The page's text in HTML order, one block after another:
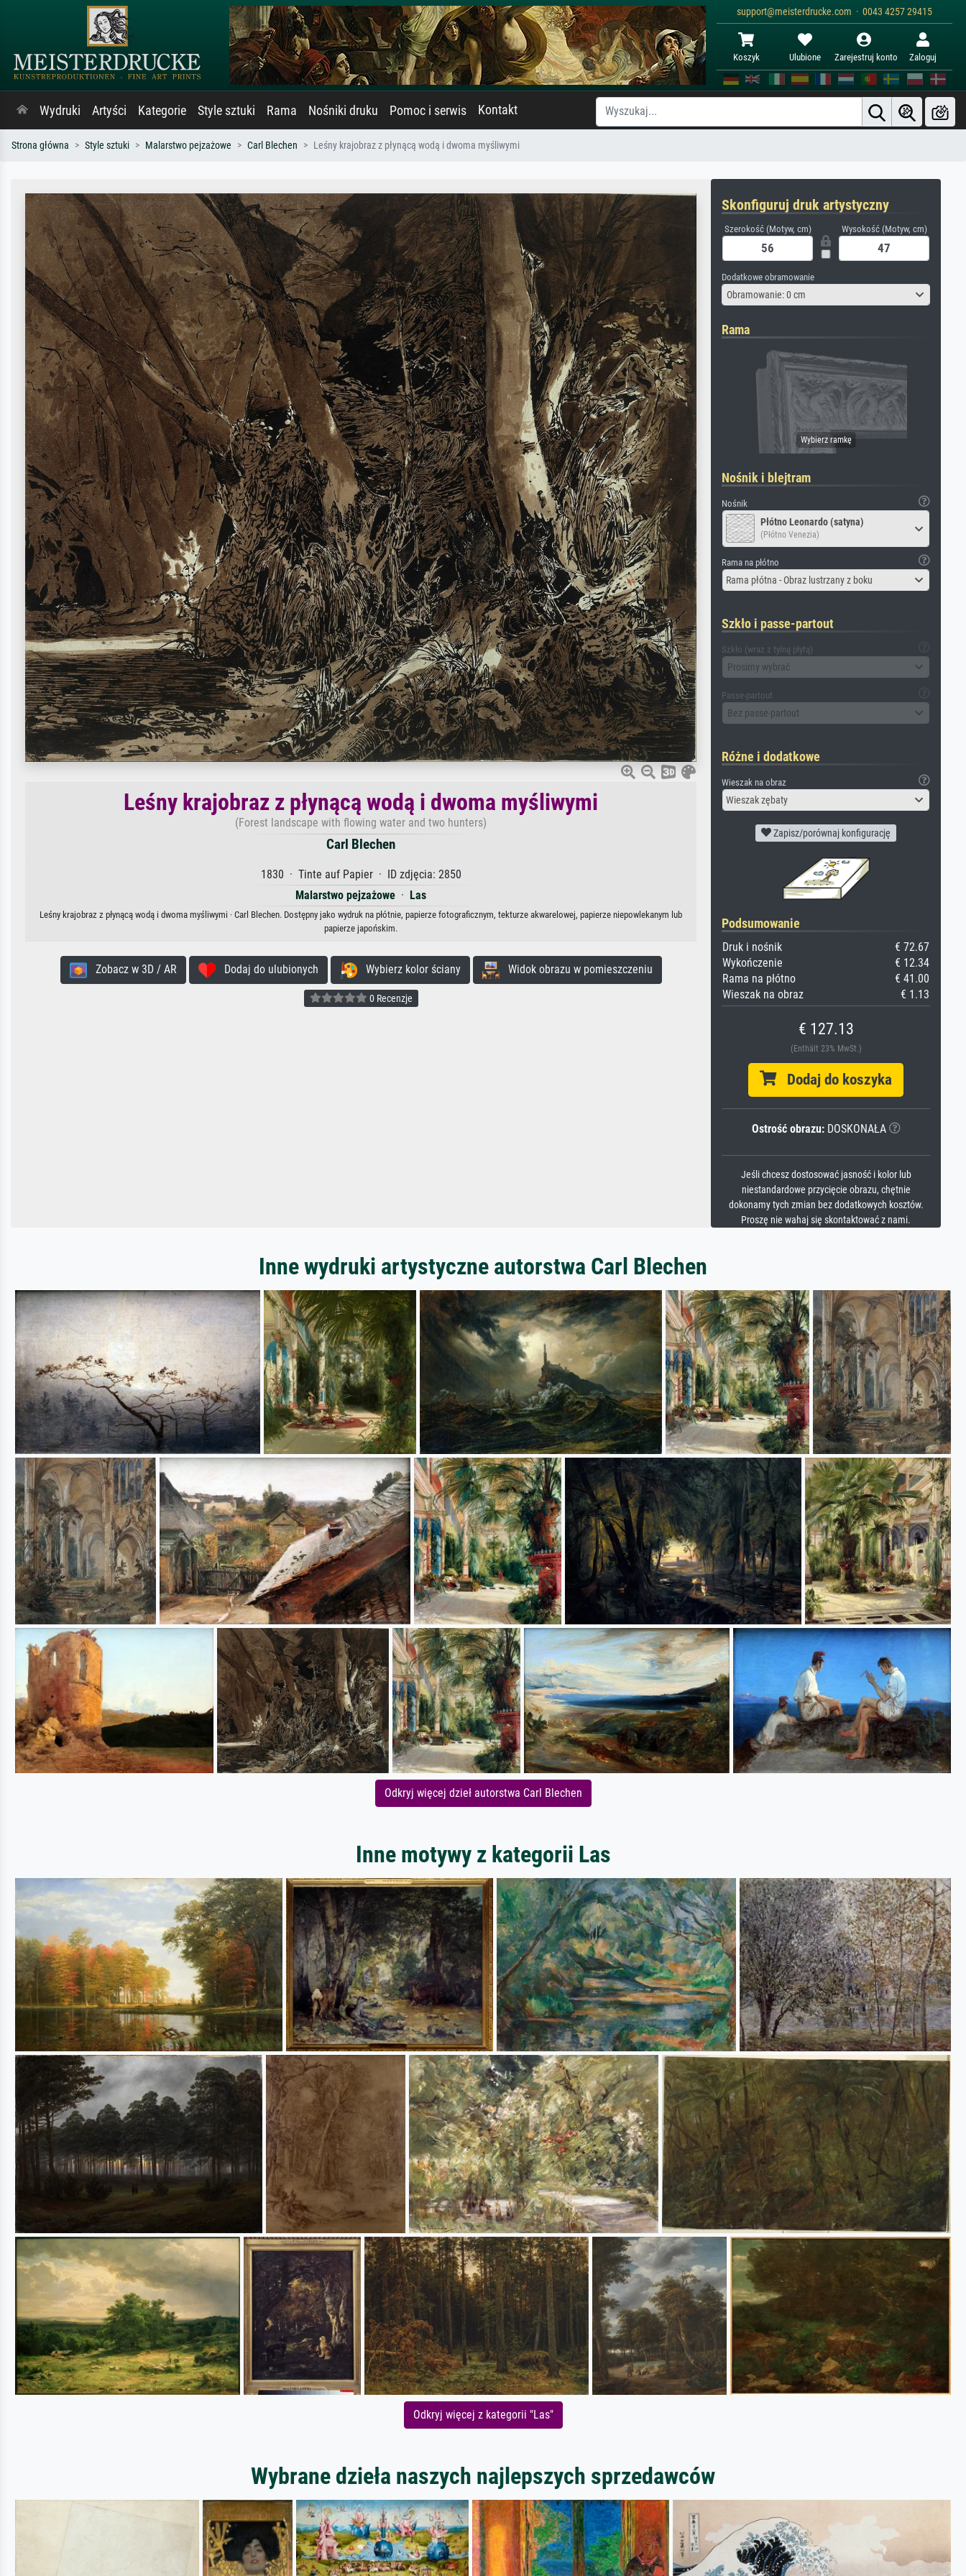
support@meisterdrucke.com · 0043 4257 29415
Koszyk Ulubione Zarejestruj konto Zaloguj
Wydruki Artyści Kategorie Style sztuki Rama Nośniki druku Pomoc i serwis Kontakt
Strona główna Style sztuki Malarstwo pejzażowe Carl Blechen Leśny krajobraz z płynącą wodą i dwoma myśliwymi
Leśny krajobraz z płynącą wodą i dwoma myśliwymi
(Forest landscape with flowing water and two hunters)
Carl Blechen
1830 · Tinte auf Papier · ID zdjęcia: 2850
Malarstwo pejzażowe · Las
Leśny krajobraz z płynącą wodą i dwoma myśliwymi · Carl Blechen. Dostępny jako wydruk na płótnie, papierze fotograficznym, tekturze akwarelowej, papierze niepowlekanym lub
papierze japońskim.
Zobacz w 3D / AR Dodaj do ulubionych Wybierz kolor ściany Widok obrazu w pomieszczeniu
0 Recenzje
Skonfiguruj druk artystyczny
Szerokość (Motyw, cm) Wysokość (Motyw, cm)
Dodatkowe obramowanie
Obramowanie: 0 cm
Rama
Nośnik i blejtram
Nośnik
Płótno Leonardo (satyna)
(Płótno Venezia)
Rama na płótno
Rama płótna - Obraz lustrzany z boku
Szkło i passe-partout
Szkło (wraz z tylną płytą)
Prosimy wybrać
Passe-partout
Bez passe-partout
Różne i dodatkowe
Wieszak na obraz
Wieszak zębaty
Zapisz/porównaj konfigurację
Podsumowanie
Druk i nośnik
€ 72.67
Wykończenie
€ 12.34
Rama na płótno
€ 41.00
Wieszak na obraz
€ 1.13
€ 127.13
(Enthält 23% MwSt.)
Dodaj do koszyka
Ostrość obrazu:DOSKONAŁA
Jeśli chcesz dostosować jasność i kolor lub
niestandardowe przycięcie obrazu, chętnie
dokonamy tych zmian bez dodatkowych kosztów.
Proszę nie wahaj się skontaktować z nami.
Inne wydruki artystyczne autorstwa Carl Blechen
Odkryj więcej dzieł autorstwa Carl Blechen
Inne motywy z kategorii Las
Odkryj więcej z kategorii "Las"
Wybrane dzieła naszych najlepszych sprzedawców